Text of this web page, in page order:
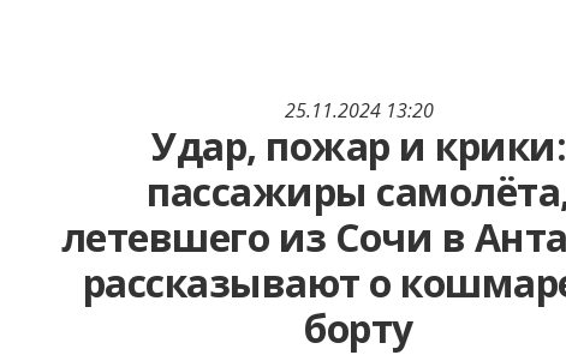
25.11.2024 13:20
Удар, пожар и крики:
пассажиры
летевшего из Сочи в
рассказывают о
борту